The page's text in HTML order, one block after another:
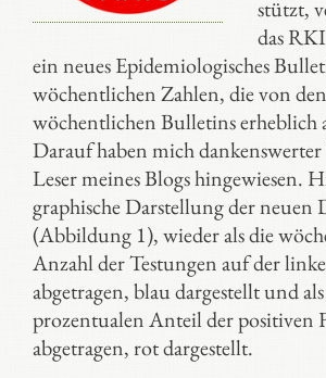
stützt,
das
ein neues Epidemiologisches
wöchentlichen Zahlen, die von
wöchentlichen Bulletins erheblich
Darauf haben mich dankenswerter
Leser meines Blogs hingewiesen.
graphische Darstellung der neuen
(Abbildung 1), wieder als die
Anzahl der Testungen auf der
abgetragen, blau dargestellt und
prozentualen Anteil der positiven
abgetragen, rot dargestellt.